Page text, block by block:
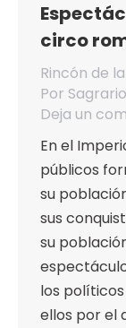
circo
Rincón de
Por
Deja un
En el
públicos
su
sus
su
los
ellos por el